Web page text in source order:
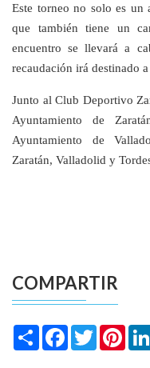
Este torneo no solo es
que también tiene un
encuentro se llevará a
recaudación irá destinado
Junto al Club Deportivo
Ayuntamiento de
Ayuntamiento de
Zaratán, Valladolid y
COMPARTIR
Share Facebook
Twitter